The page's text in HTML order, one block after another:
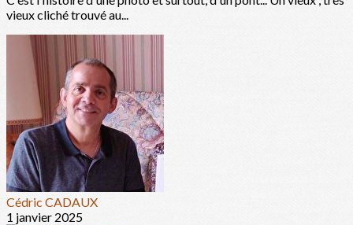
vieux cliché trouvé au...
Cédric CADAUX
1 janvier 2025